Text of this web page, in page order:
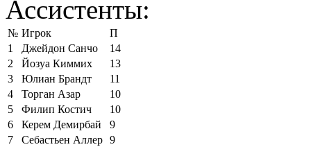
Ассистенты:
№ Игрок
П
1
Джейдон Санчо
14
2
Йозуа Киммих
13
3
Юлиан Брандт
11
4
Торган Азар
10
5
Филип Костич
10
6
Керем Демирбай
9
7
Себастьен Аллер 9